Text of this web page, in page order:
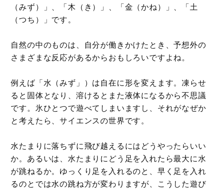
（みず）」、「木（き）」、「金（かね）」、「土
（つち）」です。
自然の中のものは、自分が働きかけたとき、予想外の
さまざまな反応があるからおもしろいですよね。
例えば「水（みず」）は自在に形を変えます。凍らせ
ると固体となり、溶けるとまた液体になるから不思議
です。氷ひとつで遊べてしまいますし、それがなぜか
と考えたら、サイエンスの世界です。
水たまりに落ちずに飛び越えるにはどうやったらいい
か。あるいは、水たまりにどう足を入れたら最大に水
が跳ねるか。ゆっくり足を入れるのと、早く足を入れ
るのとでは水の跳ね方が変わりますが、こうした遊び